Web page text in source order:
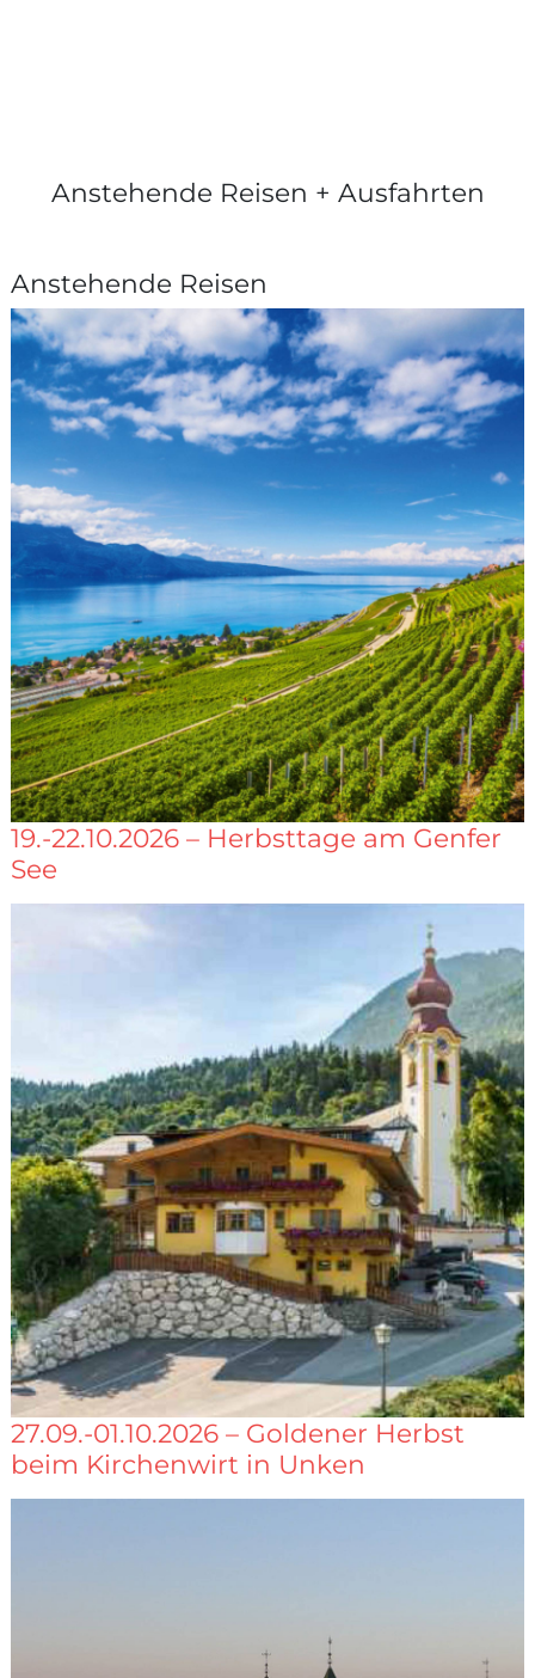
Anstehende Reisen + Ausfahrten
Anstehende Reisen
19.-22.10.2026 – Herbsttage am Genfer
See
27.09.-01.10.2026 – Goldener Herbst
beim Kirchenwirt in Unken